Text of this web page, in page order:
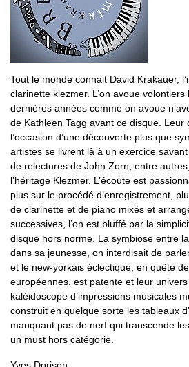
Tout le monde connait David Krakauer,
clarinette klezmer. L’on avoue volontiers
dernières années comme on avoue
de Kathleen Tagg avant ce disque. Leur
l’occasion d’une découverte plus que
artistes se livrent là à un exercice
de relectures de John Zorn, entre
l’héritage Klezmer. L’écoute est
plus sur le procédé d’enregistrement,
de clarinette et de piano mixés et
successives, l’on est bluffé par la
disque hors norme. La symbiose entre
dans sa jeunesse, on interdisait de
et le new-yorkais éclectique, en quête
européennes, est patente et leur
kaléidoscope d’impressions musicales
construit en quelque sorte les tableaux
manquant pas de nerf qui transcende
un must hors catégorie.